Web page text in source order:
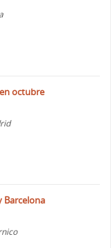
octubre
Barcelona